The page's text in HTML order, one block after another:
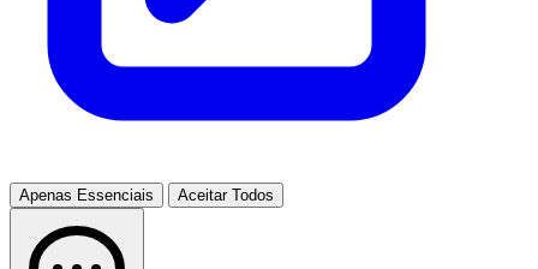
Apenas Essenciais Aceitar Todos